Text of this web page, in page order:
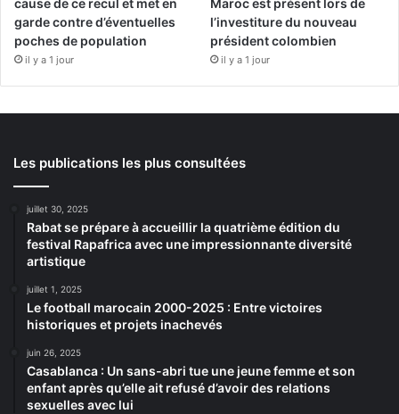
cause de ce recul et met en
garde contre d’éventuelles
poches de population
il y a 1 jour
Maroc est présent lors de
l’investiture du nouveau
président colombien
il y a 1 jour
Les publications les plus consultées
juillet 30, 2025
Rabat se prépare à accueillir la quatrième édition du
festival Rapafrica avec une impressionnante diversité
artistique
juillet 1, 2025
Le football marocain 2000-2025 : Entre victoires
historiques et projets inachevés
juin 26, 2025
Casablanca : Un sans-abri tue une jeune femme et son
enfant après qu’elle ait refusé d’avoir des relations
sexuelles avec lui